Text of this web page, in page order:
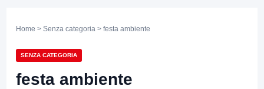
Home > Senza categoria > festa ambiente
SENZA CATEGORIA
festa ambiente